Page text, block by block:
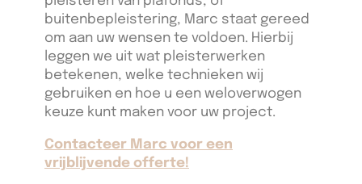
buitenbepleistering, Marc staat gereed
om aan uw wensen te voldoen. Hierbij
leggen we uit wat pleisterwerken
betekenen, welke technieken wij
gebruiken en hoe u een weloverwogen
keuze kunt maken voor uw project.
Contacteer Marc voor een
vrijblijvende offerte!